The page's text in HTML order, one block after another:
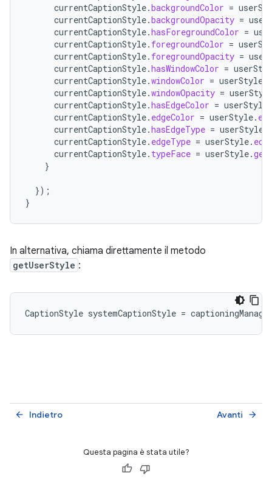
currentCaptionStyle.backgroundColor =
currentCaptionStyle.backgroundOpacity =
currentCaptionStyle.hasForegroundColor =
currentCaptionStyle. foregroundColor =
currentCaptionStyle. foregroundOpacity =
currentCaptionStyle.hasWindowColor =
currentCaptionStyle.windowColor = userStyle
currentCaptionStyle.windowOpacity =
currentCaptionStyle.hasEdgeColor = userStyle
currentCaptionStyle. edgeColor = userStyle.
currentCaptionStyle.hasEdgeType = userStyle
currentCaptionStyle. edgeType = userStyle.
currentCaptionStyle. typeFace = userStyle.
}
});
}
In alternativa, chiama direttamente il metodo
getUserStyle :
CaptionStyle systemCaptionStyle =
Indietro
arrow_back Avanti arrow_forward
Questa pagina è stata utile?